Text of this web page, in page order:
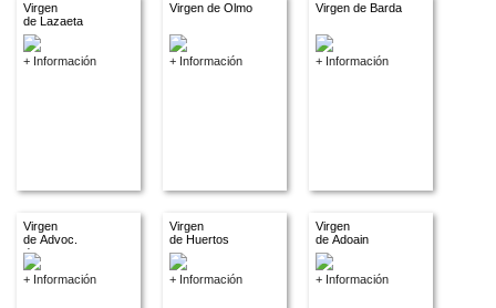
Virgen
de Lazaeta
+ Información
Virgen de Olmo
+ Información
Virgen de Barda
+ Información
Virgen
de Advoc.
descon.
+ Información
Virgen
de Huertos
+ Información
Virgen
de Adoain
+ Información